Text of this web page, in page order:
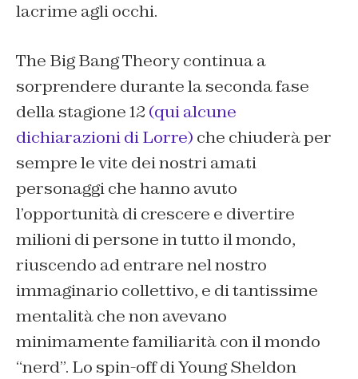
lacrime agli occhi.
The Big Bang Theory continua a
sorprendere durante la seconda fase
della stagione 12 (qui alcune
dichiarazioni di Lorre) che chiuderà per
sempre le vite dei nostri amati
personaggi che hanno avuto
l’opportunità di crescere e divertire
milioni di persone in tutto il mondo,
riuscendo ad entrare nel nostro
immaginario collettivo, e di tantissime
mentalità che non avevano
minimamente familiarità con il mondo
“nerd”. Lo spin-off di Young Sheldon